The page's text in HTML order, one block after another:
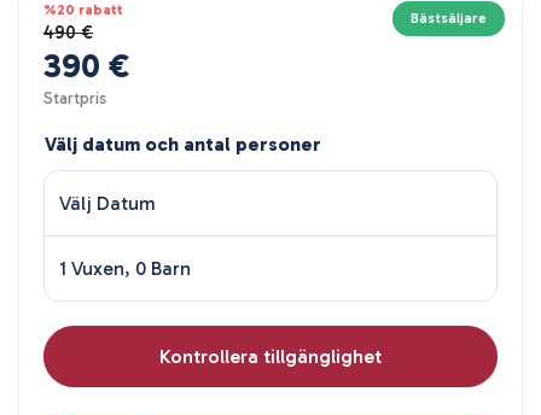
Bästsäljare
%20 rabatt
490 €
390 €
Startpris
Välj datum och antal personer
Välj Datum
1 Vuxen, 0 Barn
Kontrollera tillgänglighet